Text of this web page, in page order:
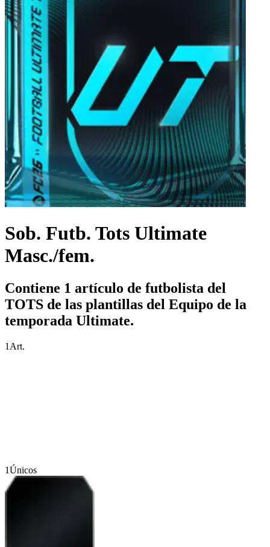
Sob. Futb. Tots Ultimate
Masc./fem.
Contiene 1 artículo de futbolista del
TOTS de las plantillas del Equipo de la
temporada Ultimate.
1 Art.
1Únicos